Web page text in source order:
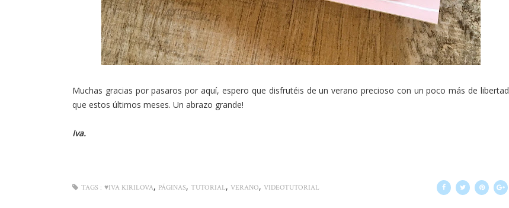
Muchas gracias por pasaros por aquí, espero que disfrutéis de un verano precioso con un poco más de libertad
que estos últimos meses. Un abrazo grande!
Iva.
TAGS : ♥IVA KIRILOVA, PÁGINAS, TUTORIAL, VERANO, VIDEOTUTORIAL